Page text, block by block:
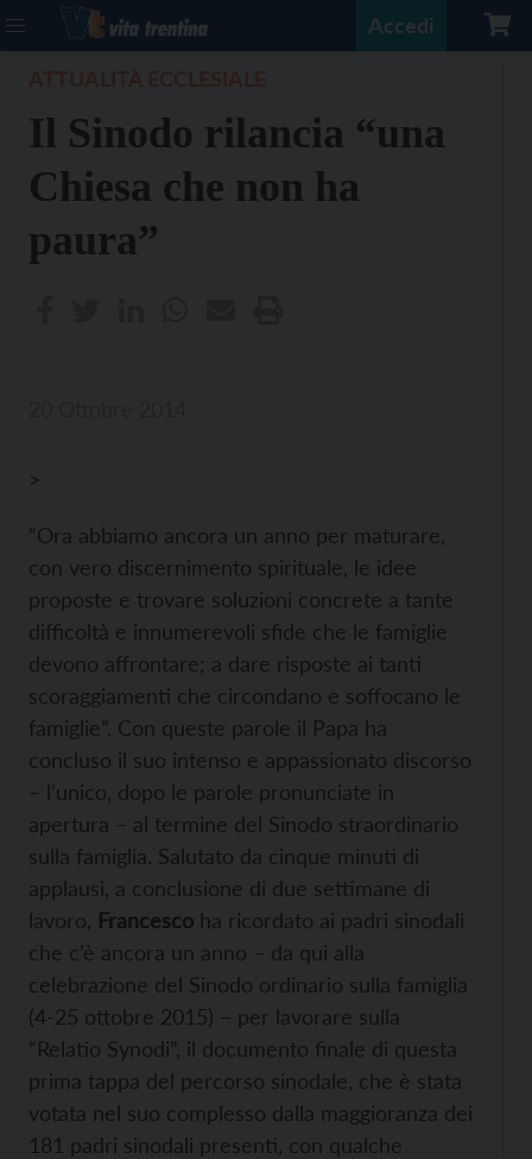
Accedi
Il Sinodo rilancia “una
Chiesa che non ha
paura”
>
“Ora abbiamo ancora un anno per maturare,
con vero discernimento spirituale, le idee
proposte e trovare soluzioni concrete a tante
difficoltà e innumerevoli sfide che le famiglie
devono affrontare; a dare risposte ai tanti
scoraggiamenti che circondano e soffocano le
famiglie”. Con queste parole il Papa ha
concluso il suo intenso e appassionato discorso
– l’unico, dopo le parole pronunciate in
apertura – al termine del Sinodo straordinario
sulla famiglia. Salutato da cinque minuti di
applausi, a conclusione di due settimane di
lavoro, Francesco ha ricordato ai padri sinodali
che c’è ancora un anno – da qui alla
celebrazione del Sinodo ordinario sulla famiglia
(4-25 ottobre 2015) – per lavorare sulla
“Relatio Synodi”, il documento finale di questa
prima tappa del percorso sinodale, che è stata
votata nel suo complesso dalla maggioranza dei
181 padri sinodali presenti, con qualche